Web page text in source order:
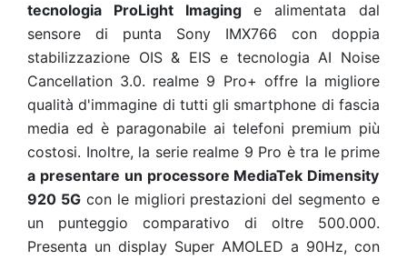
tecnologia ProLight Imaginge alimentata dal
sensore di punta Sony IMX766 con doppia
stabilizzazione OIS & EIS e tecnologia AI Noise
Cancellation 3.0. realme 9 Pro+ offre la migliore
qualità d'immagine di tutti gli smartphone di fascia
media ed è paragonabile ai telefoni premium più
costosi. Inoltre, la serie realme 9 Pro è tra le prime
a presentare un processore MediaTek Dimensity
920 5Gcon le migliori prestazioni del segmento e
un punteggio comparativo di oltre 500.000.
Presenta un display Super AMOLED a 90Hz, con